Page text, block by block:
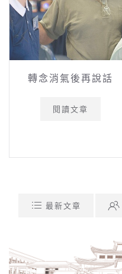
轉念消氣後再說話
閱讀文章
最新文章